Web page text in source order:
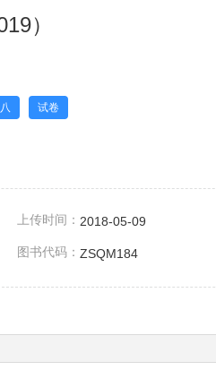
）
试卷
上传时间： 2018-05-09
图书代码： ZSQM184